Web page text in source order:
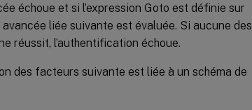
échoue et si l’expression Goto est définie sur
liée suivante est évaluée. Si aucune des
réussit, l’authentification échoue.
des facteurs suivante est liée à un schéma de